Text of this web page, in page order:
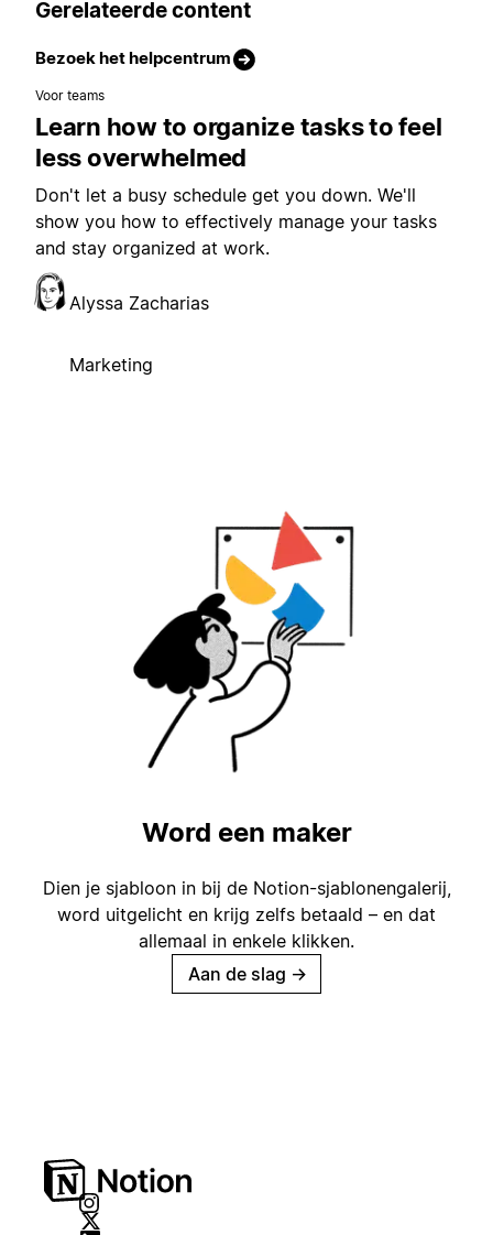
Gerelateerde content
Bezoek het helpcentrum
Voor teams
Learn how to organize tasks to feel
less overwhelmed
Don't let a busy schedule get you down. We'll
show you how to effectively manage your tasks
and stay organized at work.
Alyssa Zacharias
Marketing
Word een maker
Dien je sjabloon in bij de Notion-sjablonengalerij,
word uitgelicht en krijg zelfs betaald – en dat
allemaal in enkele klikken.
Aan de slag →